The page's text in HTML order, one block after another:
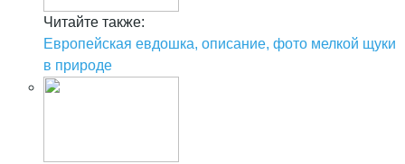
Читайте также:
Европейская евдошка, описание, фото мелкой щуки
в природе